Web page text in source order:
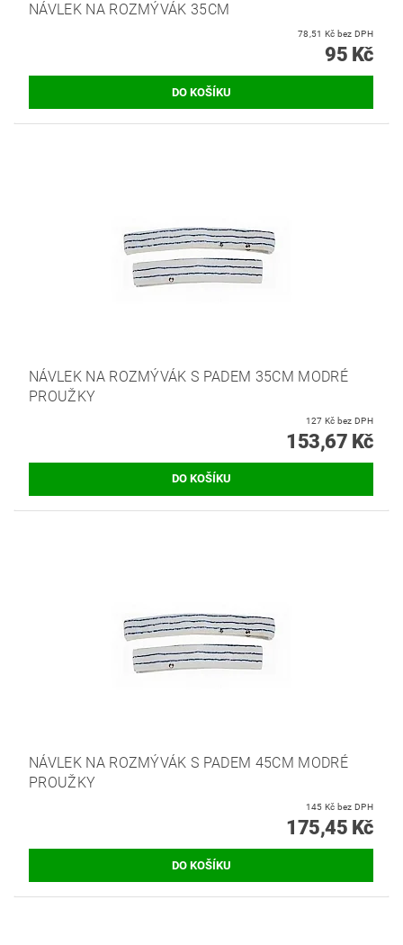
NÁVLEK NA ROZMÝVÁK 35CM
78,51 Kč bez DPH
95 Kč
NÁVLEK NA ROZMÝVÁK S PADEM 35CM MODRÉ
PROUŽKY
127 Kč bez DPH
153,67 Kč
NÁVLEK NA ROZMÝVÁK S PADEM 45CM MODRÉ
PROUŽKY
145 Kč bez DPH
175,45 Kč